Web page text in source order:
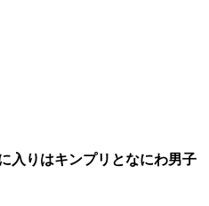
入りはキンプリとなにわ男子